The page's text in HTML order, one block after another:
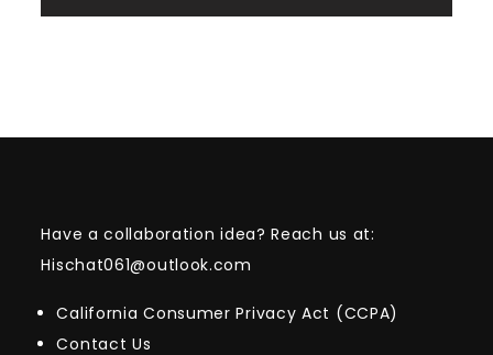
Have a collaboration idea? Reach us at:
Hischat061@outlook.com
California Consumer Privacy Act (CCPA)
Contact Us